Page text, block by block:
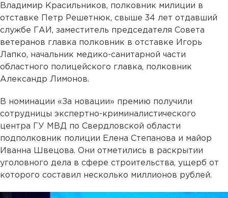
Владимир Красильников, полковник милиции в
отставке Петр Решетнюк, свыше 34 лет отдавший
службе ГАИ, заместитель председателя Совета
ветеранов главка полковник в отставке Игорь
Лапко, начальник медико-санитарной части
областного полицейского главка, полковник
Александр Лимонов.
В номинации «За новации» премию получили
сотрудницы экспертно-криминалистического
центра ГУ МВД по Свердловской области
подполковник полиции Елена Степанова и майор
Иванна Швецова. Они отметились в раскрытии
уголовного дела в сфере строительства, ущерб от
которого составил несколько миллионов рублей.